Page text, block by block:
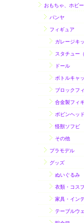
おもちゃ、ホビー
パンヤ
フィギュア
ガレージキ
スタチュー
ドール
ボトルキャ
ブロックフ
合金製フィ
ボビンヘッド
怪獣ソフビ
その他
プラモデル
グッズ
ぬいぐるみ
衣類・コス
家具・イン
テーブルウ